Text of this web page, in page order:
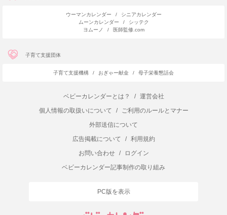
ウーマンカレンダー /
シニアカレンダー
ムーンカレンダー
/
シッテク
ヨムーノ
/ 医師監修.com
子育て支援団体
子育て支援機構 / おぎゃー献金 / 母子栄養懇話会
ベビーカレンダーとは？ /
運営会社
個人情報の取扱いについて
/
ご利用のルールとマナー
外部送信について
広告掲載について
/
利用規約
お問い合わせ
/
ログイン
ベビーカレンダー記事制作の取り組み
PC版を表示